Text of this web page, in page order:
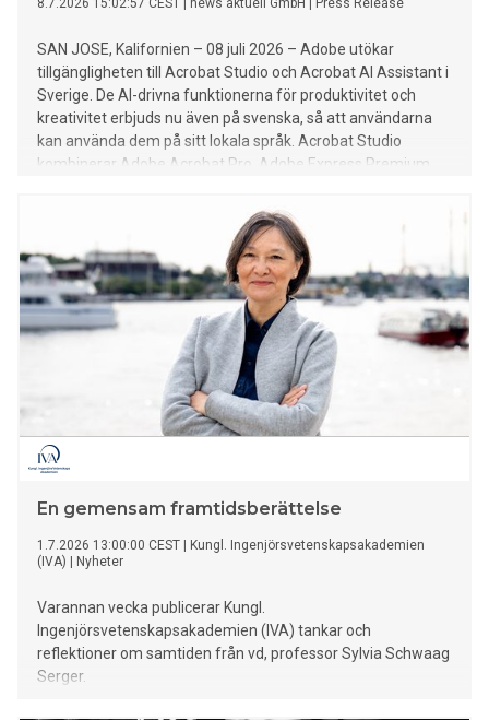
8.7.2026 15:02:57 CEST news aktuell GmbH Press Release
SAN JOSE, Kalifornien – 08 juli 2026 – Adobe utökar
tillgängligheten till Acrobat Studio och Acrobat AI Assistant i
Sverige. De AI-drivna funktionerna för produktivitet och
kreativitet erbjuds nu även på svenska, så att användarna
kan använda dem på sitt lokala språk. Acrobat Studio
kombinerar Adobe Acrobat Pro, Adobe Express Premium
dessutom som ett separat tillägg för alla Adobe Acrobat-
produkter (Acrobat Reader, Acrobat Standard och Acrobat
Pro) – ett flexibelt alternativ för alla som vill använda AI-
drivna funktioner endast när de arbetar med dokument.
Båda dessa erbjudanden gör det möjligt för användare att
snabbare komma åt information i PDF-filer och Office-
dokument, skapa innehåll och effektivisera arbetsflöden.
Acrobat Studio och Acrobat AI Assistant är en viktig
milstolpe i vidareutvecklingen av PDF, som har etablerat sig
över hela världen som standardformatet för viktiga
dokument sedan Adobes lansering år 1993. Acrob
En gemensam framtidsberättelse
1.7.2026 13:00:00 CEST
Kungl. Ingenjörsvetenskapsakademien
(IVA)
Nyheter
Varannan vecka publicerar Kungl.
Ingenjörsvetenskapsakademien (IVA) tankar och
reflektioner om samtiden från vd, professor Sylvia Schwaag
Serger.